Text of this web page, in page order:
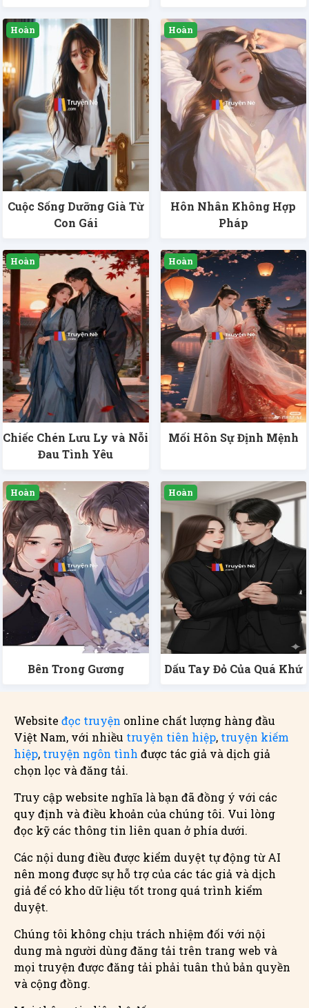
Cuộc Sống Dưỡng Già Từ
Con Gái
Hôn Nhân Không Hợp
Pháp
Chiếc Chén Lưu Ly và Nỗi
Đau Tình Yêu
Mối Hôn Sự Định Mệnh
Bên Trong Gương Dấu Tay Đỏ Của Quá Khứ
Website đọc truyện online chất lượng hàng đầu
Việt Nam, với nhiều truyện tiên hiệp, truyện kiếm
hiệp, truyện ngôn tình được tác giả và dịch giả
chọn lọc và đăng tải.
Truy cập website nghĩa là bạn đã đồng ý với các
quy định và điều khoản của chúng tôi. Vui lòng
đọc kỹ các thông tin liên quan ở phía dưới.
Các nội dung điều được kiểm duyệt tự động từ AI
nên mong được sự hỗ trợ của các tác giả và dịch
giả để có kho dữ liệu tốt trong quá trình kiểm
duyệt.
Chúng tôi không chịu trách nhiệm đối với nội
dung mà người dùng đăng tải trên trang web và
mọi truyện được đăng tải phải tuân thủ bản quyền
và cộng đồng.